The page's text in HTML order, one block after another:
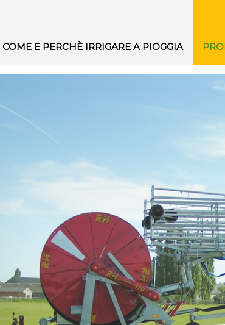
COME E PERCHÈ IRRIGARE A PIOGGIA